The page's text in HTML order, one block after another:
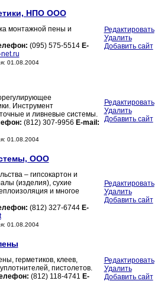
НПО ООО
монтажной пены и
(095) 575-5514 E-
01.08.2004
Редактировать
Удалить
Добавить сайт
Инструмент
и ливневые системы.
(812) 307-9956 E-mail:
01.08.2004
Редактировать
Удалить
Добавить сайт
ООО
– гипсокартон и
(изделия), сухие
и многое
(812) 327-6744 E-
01.08.2004
Редактировать
Удалить
Добавить сайт
герметиков, клеев,
пистолетов.
(812) 118-4741 E-
Редактировать
Удалить
Добавить сайт